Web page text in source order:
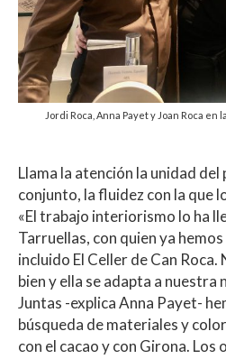
Jordi Roca, Anna Payet y Joan Roca
Llama la atención la unidad del
conjunto, la fluidez con la que
«El trabajo interiorismo lo ha
Tarruellas, con quien ya
incluido El Celler de Can
bien y ella se adapta a nuestra
Juntas -explica Anna Payet-
búsqueda de materiales y
con el cacao y con Girona. Los